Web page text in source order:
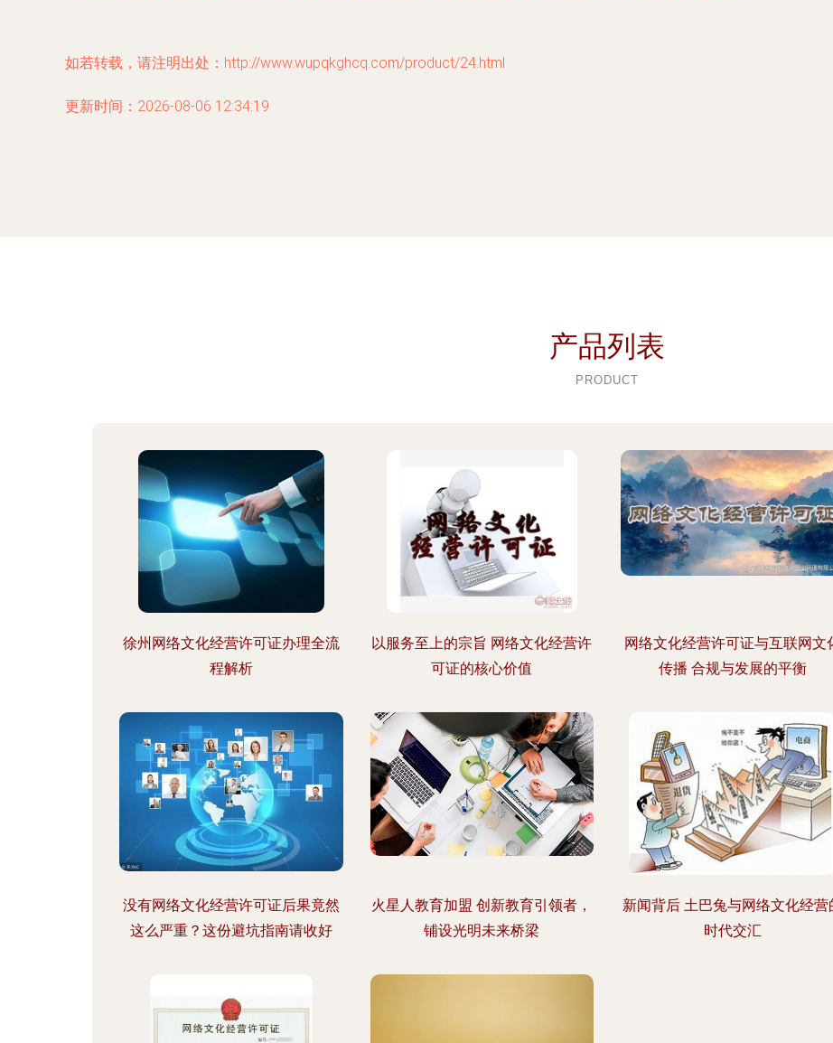
如若转载，请注明出处：http://www.wupqkghcq.com/product/24.html
更新时间：2026-08-06 12:34:19
产品列表
PRODUCT
徐州网络文化经营许可证办理全流
程解析
以服务至上的宗旨 网络文化经营许
可证的核心价值
网络文化经营许可证与互联网文
传播 合规与发展的平衡
没有网络文化经营许可证后果竟然
这么严重？这份避坑指南请收好
火星人教育加盟 创新教育引领者，
铺设光明未来桥梁
新闻背后 土巴兔与网络文化经营
时代交汇